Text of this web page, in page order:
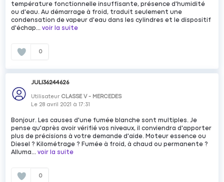
température fonctionnelle insuffisante, présence d'humidité
ou d'eau. Au démarrage à froid, traduit seulement une
condensation de vapeur d'eau dans les cylindres et le dispositif
d'échap...voir la suite
0
JULI36244626
Utilisateur CLASSE V - MERCEDES
Le 28 avril 2021 à17:31
Bonjour. Les causes d'une fumée blanche sont multiples. Je
pense qu'après avoir vérifié vos niveaux, il conviendra d'apporter
plus de précisions à votre demande d'aide. Moteur essence ou
Diesel ? Kilométrage ? Fumée à froid, à chaud ou permanente ?
Alluma...voir la suite
0